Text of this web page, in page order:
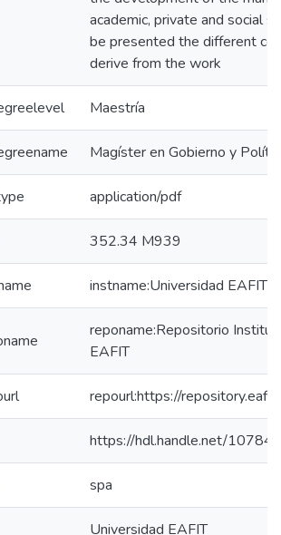
academic, private and social
be presented the different
derive from the work
Maestría
Magíster en Gobierno y
application/pdf
352.34 M939
instname:Universidad EAFIT
reponame:Repositorio
EAFIT
repourl:https://
https://hdl.handle.net/
spa
Universidad EAFIT